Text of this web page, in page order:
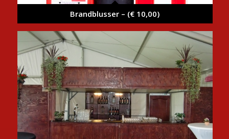
Brandblusser – (€ 10,00)